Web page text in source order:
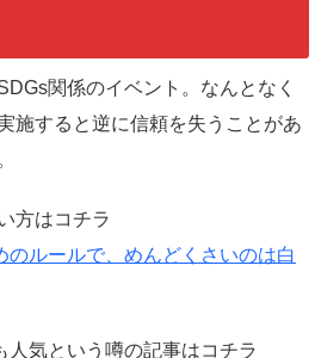
関係のイベント。なんとなく
施すると逆に信頼を失うことがあ
方はコチラ
のルールで、めんどくさいのは白
気という噂の記事はコチラ